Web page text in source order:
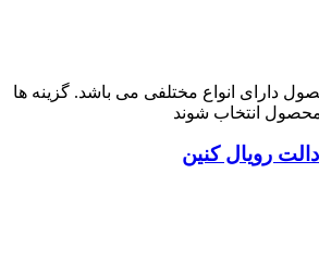
دارای انواع مختلفی می باشد. گزینه ها
انتخاب شوند
رویال کنین